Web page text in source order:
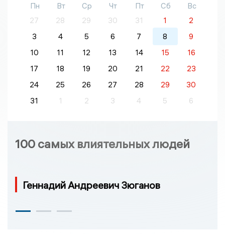
Пн Вт Ср Чт Пт Сб
Вс
27
28 29 30 31 1
2
3
4 5 6 7 8
9
10
11 12 13 14 15
16
17
18 19 20 21 22
23
24
25 26 27 28 29
30
31
1 2 3 4 5 6
100 самых влиятельных людей
Геннадий Андреевич Зюганов